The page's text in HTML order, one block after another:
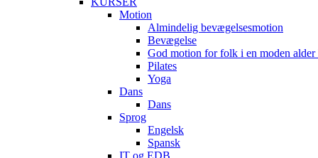
Motion
Almindelig bevægelsesmotion
Bevægelse
God motion for folk i en moden
Pilates
Yoga
Dans
Dans
Sprog
Engelsk
Spansk
IT og EDB